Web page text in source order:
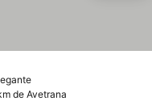
Ver preços
de Avetrana